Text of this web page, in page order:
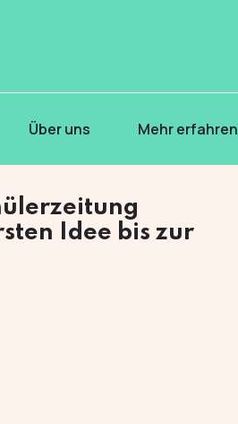
Über uns Mehr erfahren
Idee bis zur